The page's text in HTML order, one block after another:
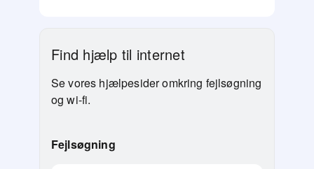
Find hjælp til internet
Se vores hjælpesider omkring fejlsøgning
og wi-fi.
Fejlsøgning